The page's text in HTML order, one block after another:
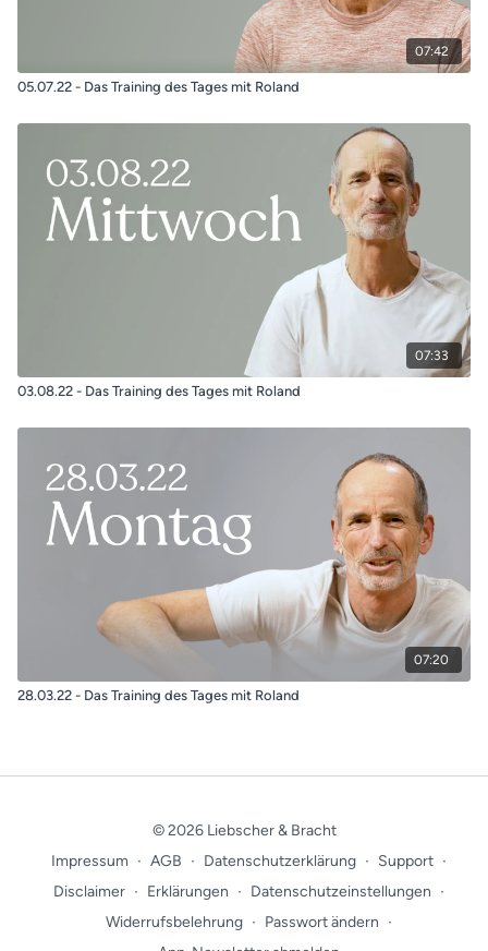
07:42
05.07.22 - Das Training des Tages mit Roland
07:33
03.08.22 - Das Training des Tages mit Roland
07:20
28.03.22 - Das Training des Tages mit Roland
© 2026 Liebscher & Bracht
Impressum ∙ AGB ∙ Datenschutzerklärung ∙ Support ∙
Disclaimer ∙ Erklärungen ∙ Datenschutzeinstellungen ∙
Widerrufsbelehrung ∙ Passwort ändern ∙